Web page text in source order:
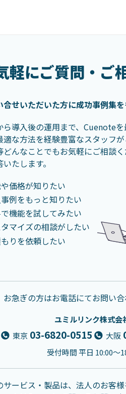
軽にご質問・ご
合せいただいた方に成功事例集
ら導入後の運用まで、Cuenote
適な方法を経験豊富なスタッフ
どんなことでもお気軽にご相談
たします。
価格が知りたい
例をもっと知りたい
機能を試してみたい
マイズの相談がしたい
りを依頼したい
お急ぎの方はお電話にてお問い合
ユミルリンク株式会
東京 03-6820-0515 大阪
受付時間 平日 10:00〜
ービス・製品は、法人のお客様